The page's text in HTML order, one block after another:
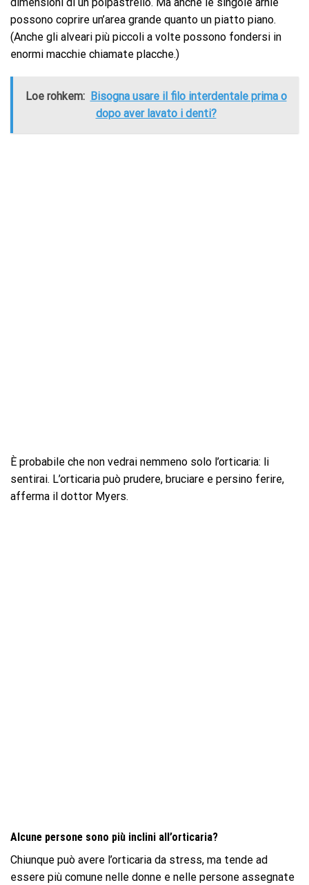
possono coprire un’area grande quanto un piatto piano.
(Anche gli alveari più piccoli a volte possono fondersi in
enormi macchie chiamate placche.)
Loe rohkem:
Bisogna usare il filo interdentale prima o
dopo aver lavato i denti?
È probabile che non vedrai nemmeno solo l’orticaria: li
sentirai. L’orticaria può prudere, bruciare e persino ferire,
afferma il dottor Myers.
Alcune persone sono più inclini all’orticaria?
Chiunque può avere l’orticaria da stress, ma tende ad
essere più comune nelle donne e nelle persone assegnate